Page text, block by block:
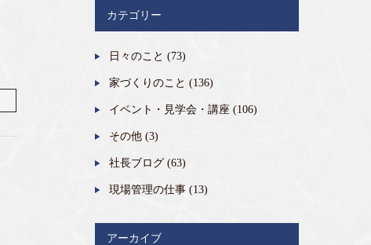
カテゴリー
日々のこと (73)
家づくりのこと (136)
イベント・見学会・講座 (106)
その他 (3)
社長ブログ (63)
現場管理の仕事 (13)
アーカイブ